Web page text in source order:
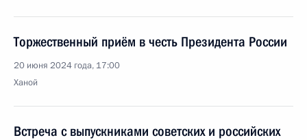
Торжественный приём в честь Президента России
20 июня 2024 года, 17:00
Ханой
Встреча с выпускниками советских и российских